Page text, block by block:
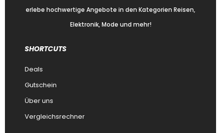
erlebe hochwertige Angebote in den Kategorien Reisen,
Elektronik, Mode und mehr!
SHORTCUTS
Deals
Gutschein
Über uns
Vergleichsrechner